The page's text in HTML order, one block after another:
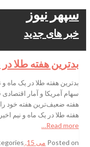
سپهر نیوز
خبر های جدید
بدترین هفته طلا در
بدترین هفته طلا در یک ماه‌
سهام آمریکا و آمار
هفته ضعیف‌ترین هفته خود را
هفته طلا در یک ماه‌ و نیم
Read more…
Posted on می 15, 2016